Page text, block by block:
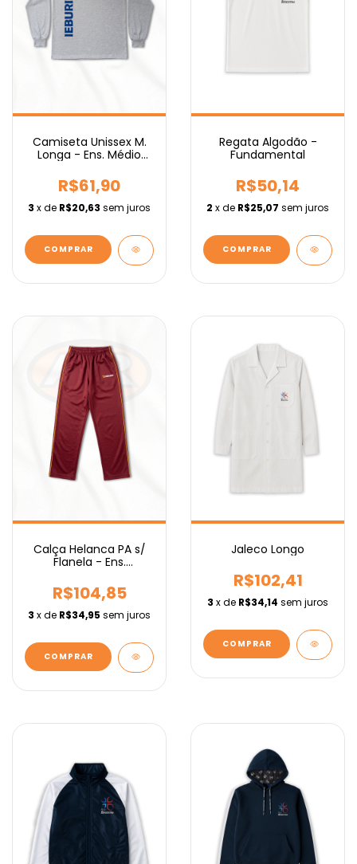
Camiseta Unissex M.
Longa - Ens. Médio
R$61,90
3 x de R$20,63 sem juros
COMPRAR
Regata Algodão -
Fundamental
R$50,14
2 x de R$25,07 sem juros
COMPRAR
Calça Helanca PA s/
Flanela - Ens.
R$104,85
3 x de R$34,95 sem juros
COMPRAR
Jaleco Longo
R$102,41
3 x de R$34,14 sem juros
COMPRAR